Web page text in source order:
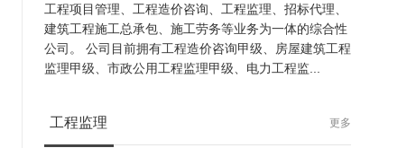
工程项目管理、工程造价咨询、工程监理、招标代理、
建筑工程施工总承包、施工劳务等业务为一体的综合性
公司。 公司目前拥有工程造价咨询甲级、房屋建筑工程
监理甲级、市政公用工程监理甲级、电力工程监...
工程监理 更多